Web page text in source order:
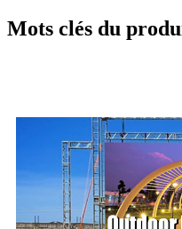
Mots clés du